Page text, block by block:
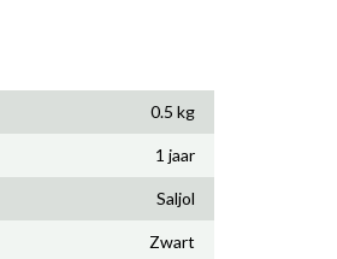
0.5 kg
1 jaar
Saljol
Zwart